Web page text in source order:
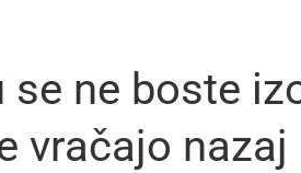
se ne boste
vračajo nazaj